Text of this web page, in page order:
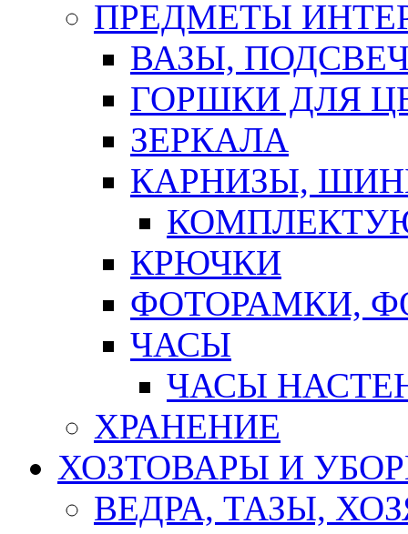
ПРЕДМЕТЫ
ВАЗЫ,
ГОРШКИ ДЛЯ
ЗЕРКАЛА
КАРНИЗЫ,
КРЮЧКИ
ФОТОРАМКИ,
ЧАСЫ
ЧАСЫ
ХРАНЕНИЕ
ХОЗТОВАРЫ И
ВЕДРА, ТАЗЫ,